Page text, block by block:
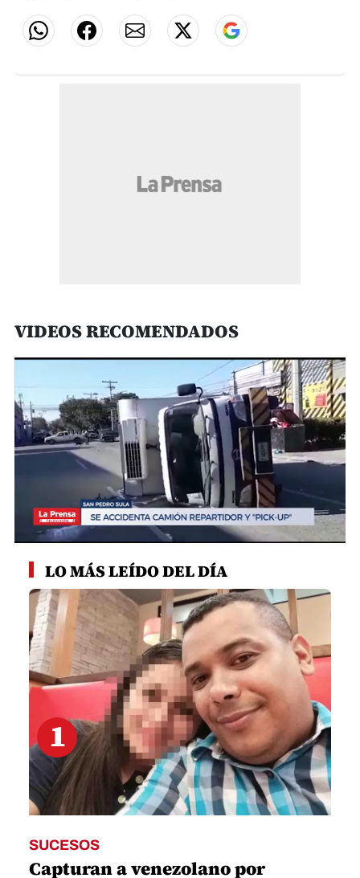
VIDEOS RECOMENDADOS
seconds
seconds
LO MÁS LEÍDO DEL DÍA
1
SUCESOS
Capturan a venezolano por